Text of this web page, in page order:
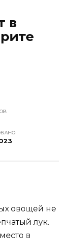
в
овощей не
лук.
в